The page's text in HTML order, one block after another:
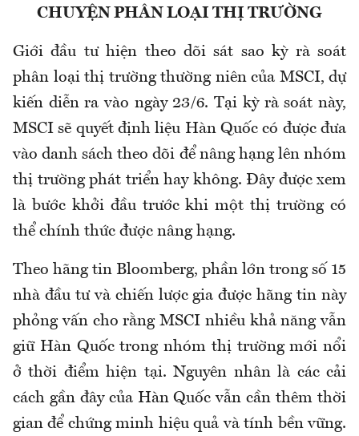
CHUYỆN PHÂN LOẠI THỊ TRƯỜNG
Giới đầu tư hiện theo dõi sát sao kỳ rà soát
phân loại thị trường thường niên của MSCI, dự
kiến diễn ra vào ngày 23/6. Tại kỳ rà soát này,
MSCI sẽ quyết định liệu Hàn Quốc có được đưa
vào danh sách theo dõi để nâng hạng lên nhóm
thị trường phát triển hay không. Đây được xem
là bước khởi đầu trước khi một thị trường có
thể chính thức được nâng hạng.
Theo hãng tin Bloomberg, phần lớn trong số 15
nhà đầu tư và chiến lược gia được hãng tin này
phỏng vấn cho rằng MSCI nhiều khả năng vẫn
giữ Hàn Quốc trong nhóm thị trường mới nổi
ở thời điểm hiện tại. Nguyên nhân là các cải
cách gần đây của Hàn Quốc vẫn cần thêm thời
gian để chứng minh hiệu quả và tính bền vững.